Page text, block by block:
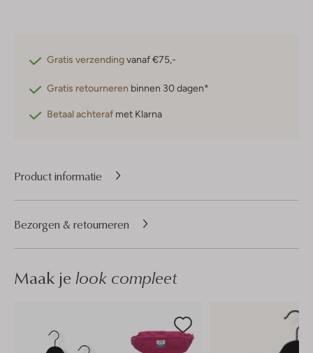
Gratis verzendingvanaf €75,-
Gratis retourneren binnen 30 dagen*
Betaal achteraf met Klarna
Product informatie
Bezorgen & retourneren
Maak je look compleet